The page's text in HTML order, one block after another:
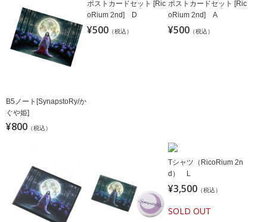
B5ノート[SynapstoRy/か
ぐや姫]
¥800 （税込）
ポストカードセット [Ric
oRium 2nd] D
¥500 （税込）
ポストカードセット [Ric
oRium 2nd] A
¥500 （税込）
Tシャツ（RicoRium 2n
d） L
¥3,500 （税込）
SOLD OUT